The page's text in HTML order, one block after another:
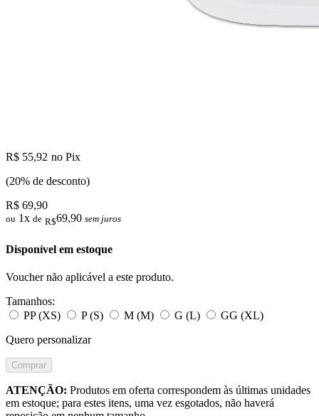
R$ 55,92 no Pix
(20% de desconto)
R$ 69,90
ou 1x de R$69,90 sem juros
Disponível em estoque
Voucher não aplicável a este produto.
Tamanhos:
PP (XS)
P (S) M (M) G (L)
GG (XL)
Quero personalizar
Comprar
ATENÇÃO: Produtos em oferta correspondem às últimas unidades
em estoque; para estes itens, uma vez esgotados, não haverá